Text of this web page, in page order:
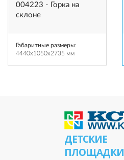
004223 - Горка на
склоне
Габаритные размеры:
4440x1050x2735 мм
ДЕТСКИЕ
ПЛОЩАДКИ